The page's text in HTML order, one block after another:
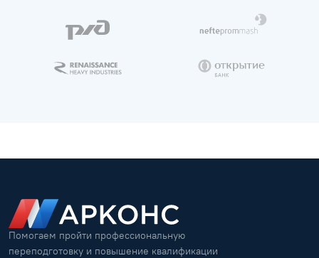
Помогаем пройти профессиональную
переподготовку и повышение квалификации